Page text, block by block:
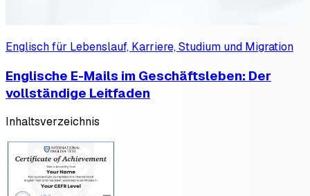
Englisch für Lebenslauf, Karriere, Studium und Migration
Englische E-Mails im Geschäftsleben: Der
vollständige Leitfaden
Inhaltsverzeichnis